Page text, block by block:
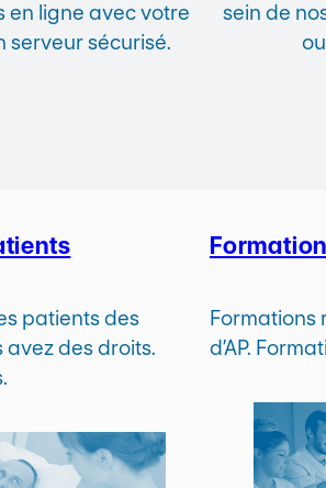
en ligne avec votre
serveur sécurisé.
sein de
patients des
avez des droits.
Formation
Formations
d’AP.